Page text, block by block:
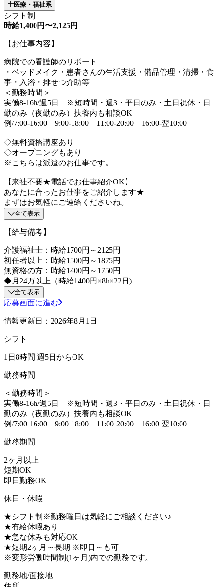
医療・福祉系
シフト制
時給1,400円〜2,125円
【お仕事内容】
病院での看護師のサポート
・ベッドメイク・患者さんの生活支援・備品管理・清掃・食
事・入浴・排せつ介助等
＜勤務時間＞
実働8-16h/週5日 ※短時間・週3・平日のみ・土日祝休・日
勤のみ（夜勤のみ）扶養内も相談OK
例/7:00-16:00 9:00-18:00 11:00-20:00 16:00-翌10:00
◇無料資格講座あり
◇オープニングもあり
※こちらは派遣のお仕事です。
【来社不要★電話でお仕事紹介OK】
あなたに合ったお仕事をご紹介します★
まずはお気軽にご連絡くださいね。
全て表示
【給与備考】
介護福祉士：時給1700円～2125円
初任者以上：時給1500円～1875円
無資格の方：時給1400円～1750円
◆月24万以上（時給1400円×8h×22日)
全て表示
応募画面に進む
情報更新日：2026年8月1日
シフト
1日8時間 週5日からOK
勤務時間
＜勤務時間＞
実働8-16h/週5日 ※短時間・週3・平日のみ・土日祝休・日
勤のみ（夜勤のみ）扶養内も相談OK
例/7:00-16:00 9:00-18:00 11:00-20:00 16:00-翌10:00
勤務期間
2ヶ月以上
短期OK
即日勤務OK
休日・休暇
★シフト制※勤務曜日は気軽にご相談ください♪
★有給休暇あり
★急な休みも対応OK
★短期2ヶ月～長期 ※即日～も可
※変形労働時間制(1ヶ月)内での勤務です。
勤務地/面接地